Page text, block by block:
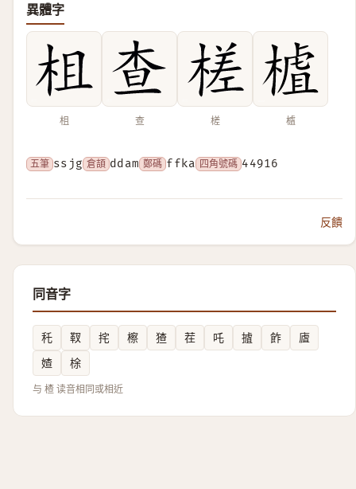
異體字
柤 查 槎 樝
五筆 ssjg 倉頡 ddam 鄭碼 ffka 四角號碼 44916
反饋
同音字
秅 靫 挓 檫 猹 茬 吒 摣 飵
㢒
㜁
梌
与 楂 读音相同或相近